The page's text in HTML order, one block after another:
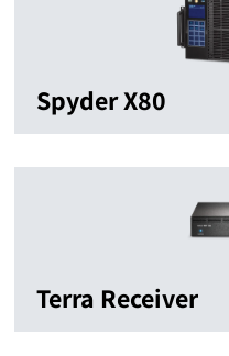
Spyder X80
Terra Receiver